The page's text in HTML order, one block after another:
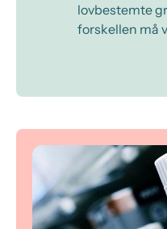
lovbestemte
forskellen må